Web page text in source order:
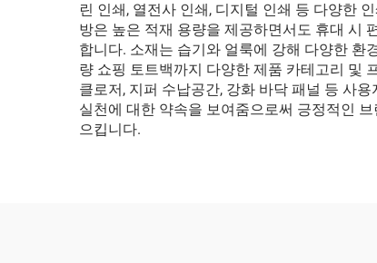
린 인쇄, 열전사 인쇄, 디지털 인쇄 등 다양한
방은 높은 적재 용량을 제공하면서도 휴대 시
합니다. 소재는 습기와 얼룩에 강해 다양한 환
량 쇼핑 토트백까지 다양한 제품 카테고리 및
클로저, 지퍼 수납공간, 강화 바닥 패널 등 사
실천에 대한 약속을 보여줌으로써 긍정적인
으킵니다.